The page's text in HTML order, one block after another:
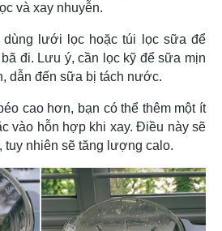
và xay nhuyễn.
dùng lưới lọc hoặc túi lọc sữa để
đi. Lưu ý, cần lọc kỹ để sữa mịn
dẫn đến sữa bị tách nước.
cao hơn, bạn có thể thêm một ít
vào hỗn hợp khi xay. Điều này sẽ
tuy nhiên sẽ tăng lượng calo.